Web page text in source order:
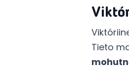
Tieto